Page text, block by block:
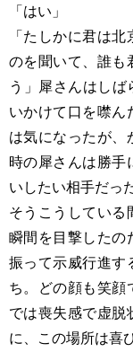
「はい」
「たしかに君は
のを聞いて、誰も
う」犀さんはし
いかけて口を噤ん
は気になったが、
時の犀さんは勝手
いしたい相手だっ
そうこうしている
瞬間を目撃したの
振って示威行進す
ち。どの顔も笑顔
では喪失感で虚脱
に、この場所は喜